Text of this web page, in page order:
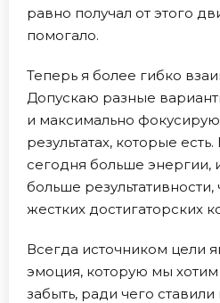
равно получал от этого
помогало.
Теперь я более гибко
Допускаю разные
и максимально
результатах, которые
сегодня больше энергии,
больше результативности,
жестких достигаторских
Всегда источником цели
эмоция, которую мы хотим
забыть, ради чего